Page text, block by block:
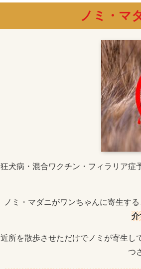
ノミ・マ
狂犬病・混合ワクチン・フィラリア症
ノミ・マダニがワンちゃんに寄生する
介
近所を散歩させただけでノミが寄生し
つ